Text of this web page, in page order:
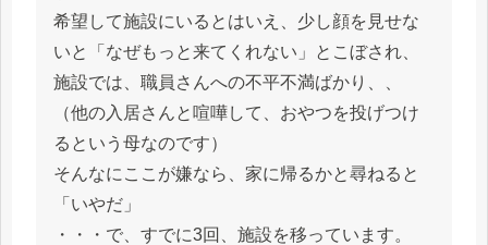
希望して施設にいるとはいえ、少し顔を見せな
いと「なぜもっと来てくれない」とこぼされ、
施設では、職員さんへの不平不満ばかり、、
（他の入居さんと喧嘩して、おやつを投げつけ
るという母なのです）
そんなにここが嫌なら、家に帰るかと尋ねると
「いやだ」
・・・で、すでに3回、施設を移っています。